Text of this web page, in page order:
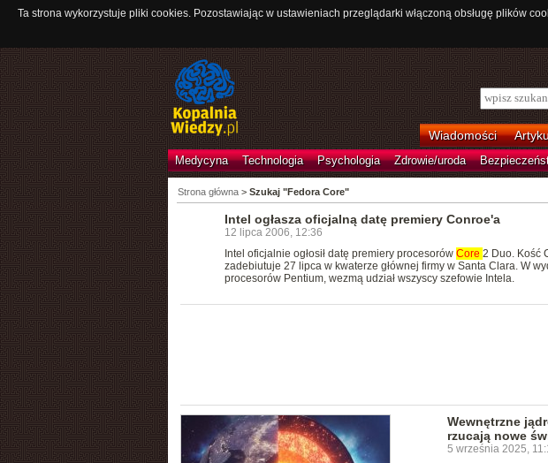
Ta strona wykorzystuje pliki cookies. Pozostawiając w ustawieniach przeglądarki włączoną obsługę plików
Wiadomości
Medycyna Technologia Psychologia Zdrowie/uroda
Strona główna> Szukaj "Fedora Core"
Intel ogłasza oficjalną datę premiery Conroe'a
12 lipca 2006, 12:36
Intel oficjalnie ogłosił datę premiery procesorów Core 2 Duo. Kość
zadebiutuje 27 lipca w kwaterze głównej firmy w Santa Clara. W
procesorów Pentium, wezmą udział wszyscy szefowie Intela.
Wewnętrzne
rzucają nowe
5 września 2025,